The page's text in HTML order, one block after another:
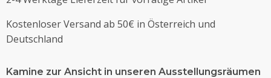
Kostenloser Versand ab 50€ in Österreich und
Deutschland
Kamine zur Ansicht in unseren Ausstellungsräumen